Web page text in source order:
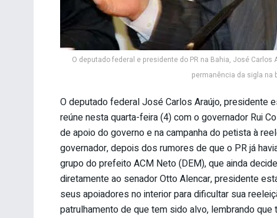
O deputado federal e presidente do PR na Bahia, José
permanência da sigla na
O deputado federal José Carlos Araújo, presidente
reúne nesta quarta-feira (4) com o governador Rui
de apoio do governo e na campanha do petista à
governador, depois dos rumores de que o PR já
grupo do prefeito ACM Neto (DEM), que ainda
diretamente ao senador Otto Alencar, presidente
seus apoiadores no interior para dificultar sua
patrulhamento de que tem sido alvo, lembrando